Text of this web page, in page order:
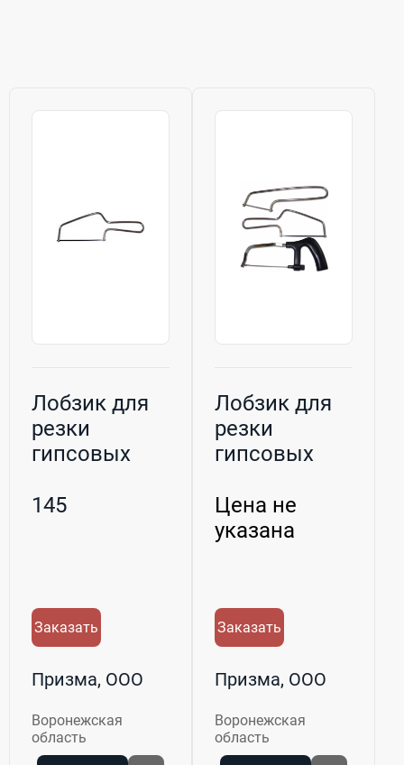
Лобзик для
резки
гипсовых
(длина 130
145
Заказать
Призма, ООО
Воронежская
область
Лобзик для
резки
гипсовых
Цена не
указана
Заказать
Призма, ООО
Воронежская
область